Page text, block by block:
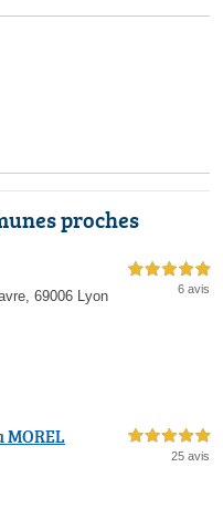
proches
69006 Lyon
5,0 étoiles sur 5
6 avis
5,0 étoiles sur 5
25 avis